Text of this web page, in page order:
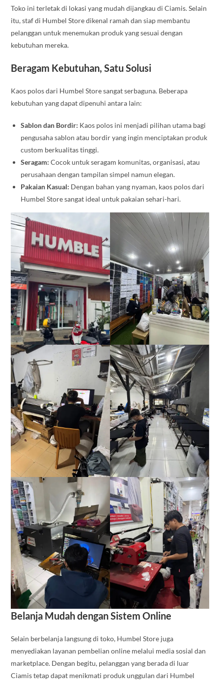
Toko ini terletak di lokasi yang mudah dijangkau di Ciamis. Selain
itu, staf di Humbel Store dikenal ramah dan siap membantu
pelanggan untuk menemukan produk yang sesuai dengan
kebutuhan mereka.
Beragam Kebutuhan, Satu Solusi
Kaos polos dari Humbel Store sangat serbaguna. Beberapa
kebutuhan yang dapat dipenuhi antara lain:
Sablon dan Bordir: Kaos polos ini menjadi pilihan utama bagi
pengusaha sablon atau bordir yang ingin menciptakan produk
custom berkualitas tinggi.
Seragam: Cocok untuk seragam komunitas, organisasi, atau
perusahaan dengan tampilan simpel namun elegan.
Pakaian Kasual: Dengan bahan yang nyaman, kaos polos dari
Humbel Store sangat ideal untuk pakaian sehari-hari.
Belanja Mudah dengan Sistem Online
Selain berbelanja langsung di toko, Humbel Store juga
menyediakan layanan pembelian online melalui media sosial dan
marketplace. Dengan begitu, pelanggan yang berada di luar
Ciamis tetap dapat menikmati produk unggulan dari Humbel